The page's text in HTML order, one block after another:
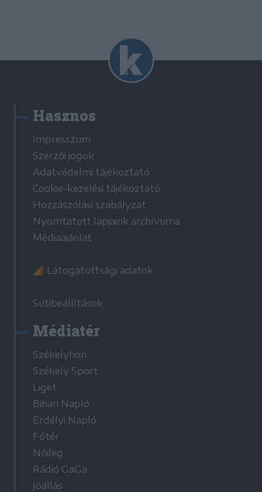
Hasznos
Impresszum
Szerzői jogok
Adatvédelmi tájékoztató
Cookie-kezelési tájékoztató
Hozzászólási szabályzat
Nyomtatott lapjaink archívuma
Médiaajánlat
Látogatottsági adatok
Sütibeállítások
Médiatér
Székelyhon
Székely Sport
Liget
Bihari Napló
Erdélyi Napló
Főtér
Nőileg
Rádió GaGa
Jóállás